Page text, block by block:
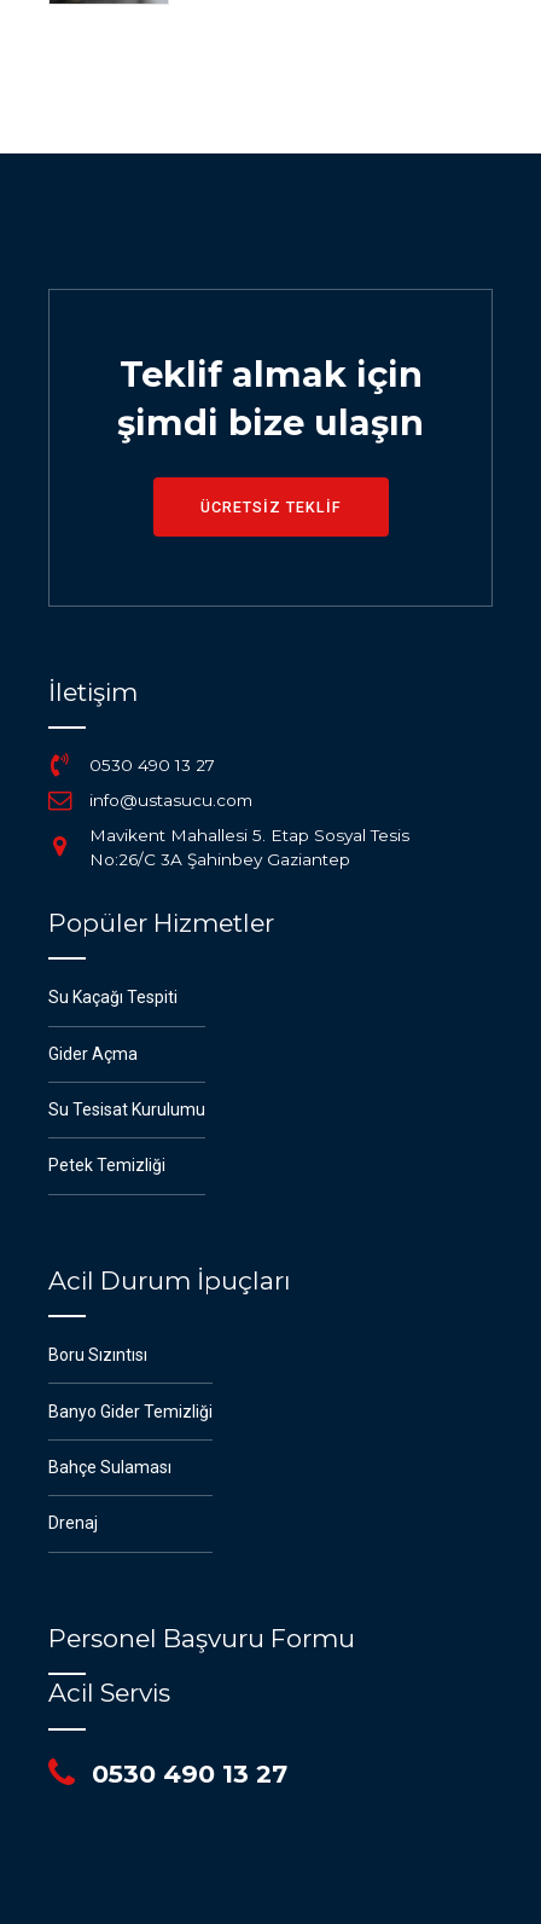
Teklif almak için
şimdi bize ulaşın
ÜCRETSİZ TEKLİF
İletişim
0530 490 13 27
info@ustasucu.com
Mavikent Mahallesi 5. Etap Sosyal Tesis
No:26/C 3A Şahinbey Gaziantep
Popüler Hizmetler
Su Kaçağı Tespiti
Gider Açma
Su Tesisat Kurulumu
Petek Temizliği
Acil Durum İpuçları
Boru Sızıntısı
Banyo Gider Temizliği
Bahçe Sulaması
Drenaj
Personel Başvuru Formu
Acil Servis
0530 490 13 27